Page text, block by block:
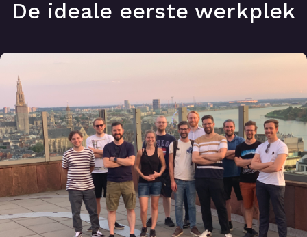
De ideale eerste werkplek